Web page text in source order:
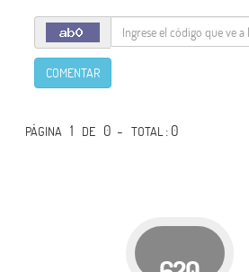
COMENTAR
PÁGINA 1 DE 0 -TOTAL: 0